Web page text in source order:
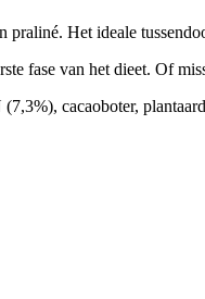
Het ideale
fase van het dieet. Of
cacaoboter,